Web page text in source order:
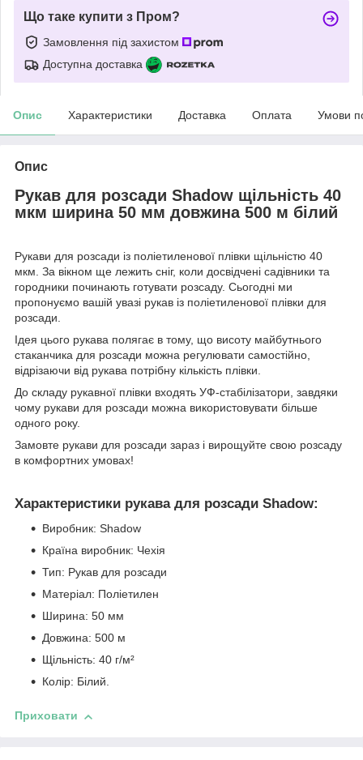
Що таке купити з Пром?
Замовлення під захистом
Доступна доставка
Опис Характеристики Доставка Оплата Умови
Опис
Рукав для розсади Shadow щільність 40
мкм ширина 50 мм довжина 500 м білий
Рукави для розсади із поліетиленової плівки щільністю 40
мкм. За вікном ще лежить сніг, коли досвідчені садівники та
городники починають готувати розсаду. Сьогодні ми
пропонуємо вашій увазі рукав із поліетиленової плівки для
розсади.
Ідея цього рукава полягає в тому, що висоту майбутнього
стаканчика для розсади можна регулювати самостійно,
відрізаючи від рукава потрібну кількість плівки.
До складу рукавної плівки входять УФ-стабілізатори, завдяки
чому рукави для розсади можна використовувати більше
одного року.
Замовте рукави для розсади зараз і вирощуйте свою розсаду
в комфортних умовах!
Характеристики рукава для розсади Shadow:
Виробник: Shadow
Країна виробник: Чехія
Тип: Рукав для розсади
Матеріал: Поліетилен
Ширина: 50 мм
Довжина: 500 м
Щільність: 40 г/м²
Колір: Білий.
Приховати